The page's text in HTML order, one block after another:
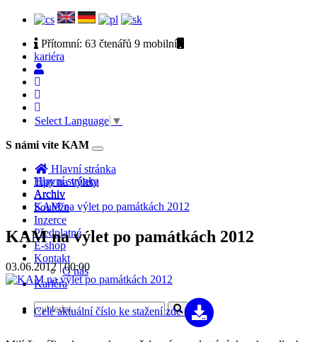
Přítomní: 63 čtenářů 9 mobilní
kariéra
Select Language ▼
S námi víte KAM
Toggle
navigation
Hlavní stránka
Tipy na výlety
Archiv
Soutěže
Inzerce
Předplatné
E-shop
Kontakt
O nás
Kariéra
Hlavní stránka
Archiv
KAM na výlet po památkách 2012
KAM na výlet po památkách 2012
03.06.2012 | 00:00
Celé aktuální číslo ke stažení zde